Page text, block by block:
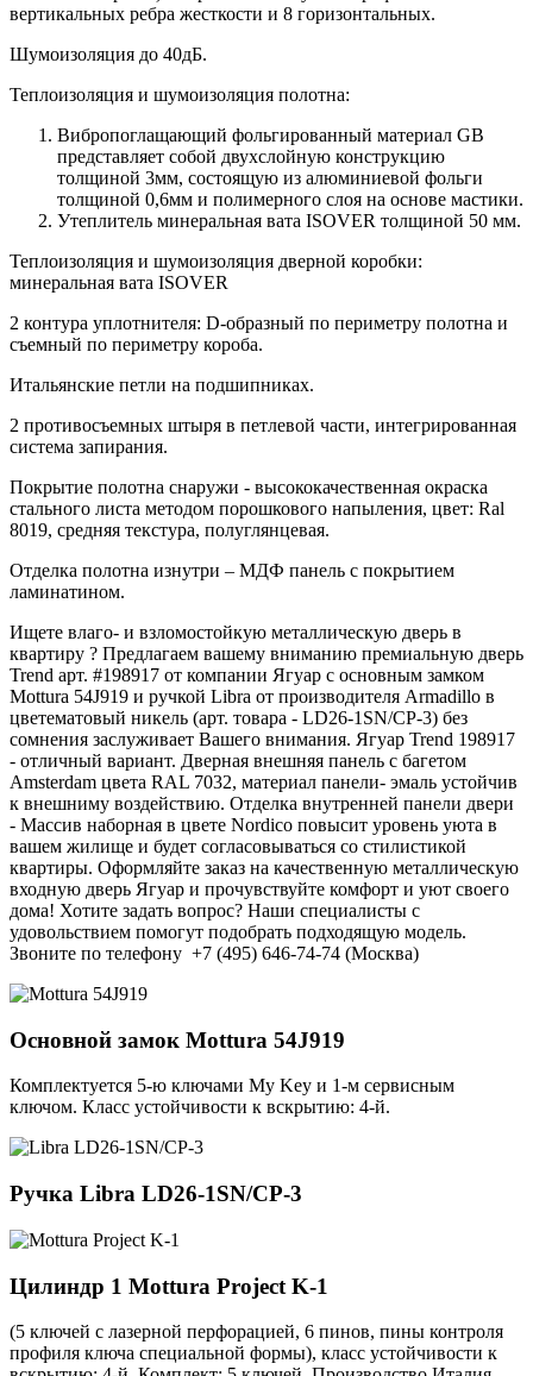
вертикальных ребра жесткости и 8 горизонтальных.
Шумоизоляция до 40дБ.
Теплоизоляция и шумоизоляция полотна:
Вибропоглащающий фольгированный материал GB
представляет собой двухслойную конструкцию
толщиной 3мм, состоящую из алюминиевой фольги
толщиной 0,6мм и полимерного слоя на основе мастики.
Утеплитель минеральная вата ISOVER толщиной 50 мм.
Теплоизоляция и шумоизоляция дверной коробки:
минеральная вата ISOVER
2 контура уплотнителя: D-образный по периметру полотна и
съемный по периметру короба.
Итальянские петли на подшипниках.
2 противосъемных штыря в петлевой части, интегрированная
система запирания.
Покрытие полотна снаружи - высококачественная окраска
стального листа методом порошкового напыления, цвет: Ral
8019, средняя текстура, полуглянцевая.
Отделка полотна изнутри – МДФ панель с покрытием
ламинатином.
Ищете влаго- и взломостойкую металлическую дверь в
квартиру ? Предлагаем вашему вниманию премиальную дверь
Trend арт. #198917 от компании Ягуар с основным замком
Mottura 54J919 и ручкой Libra от производителя Armadillo в
цветематовый никель (арт. товара - LD26-1SN/CP-3) без
сомнения заслуживает Вашего внимания. Ягуар Trend 198917
- отличный вариант. Дверная внешняя панель с багетом
Amsterdam цвета RAL 7032, материал панели- эмаль устойчив
к внешниму воздействию. Отделка внутренней панели двери
- Массив наборная в цвете Nordico повысит уровень уюта в
вашем жилище и будет согласовываться со стилистикой
квартиры. Оформляйте заказ на качественную металлическую
входную дверь Ягуар и прочувствуйте комфорт и уют своего
дома! Хотите задать вопрос? Наши специалисты с
удовольствием помогут подобрать подходящую модель.
Звоните по телефону +7 (495) 646-74-74 (Москва)
Основной замок Mottura 54J919
Комплектуется 5-ю ключами My Key и 1-м сервисным
ключом. Класс устойчивости к вскрытию: 4-й.
Ручка Libra LD26-1SN/CP-3
Цилиндр 1 Mottura Project K-1
(5 ключей с лазерной перфорацией, 6 пинов, пины контроля
профиля ключа специальной формы), класс устойчивости к